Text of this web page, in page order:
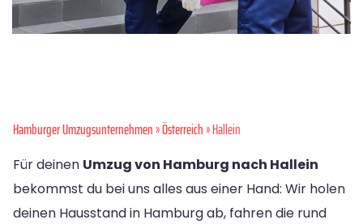
Hamburger Umzugsunternehmen»Österreich» Hallein
Für deinen Umzug von Hamburg nach Hallein
bekommst du bei uns alles aus einer Hand: Wir holen
deinen Hausstand in Hamburg ab, fahren die rund